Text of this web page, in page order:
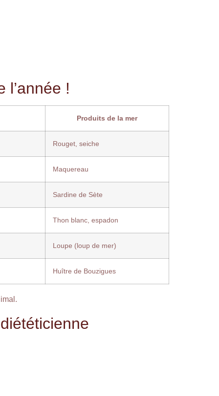
!
Produits de la mer
Rouget, seiche
Maquereau
Sardine de Sète
Thon blanc, espadon
Loupe (loup de mer)
Huître de Bouzigues